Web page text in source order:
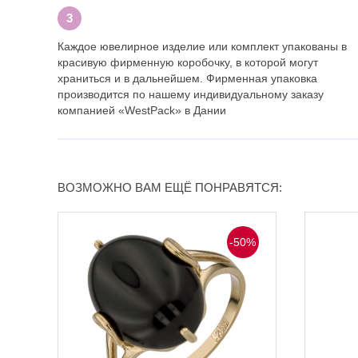
Каждое ювелирное изделие или комплект упакованы в
красивую фирменную коробочку, в которой могут
храниться и в дальнейшем. Фирменная упаковка
производится по нашему индивидуальному заказу
компанией «WestPack» в Дании
ВОЗМОЖНО ВАМ ЕЩЁ ПОНРАВЯТСЯ:
-50%